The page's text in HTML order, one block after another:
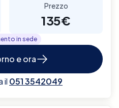
Prezzo
135€
in sede
e ora
il 051 3542049